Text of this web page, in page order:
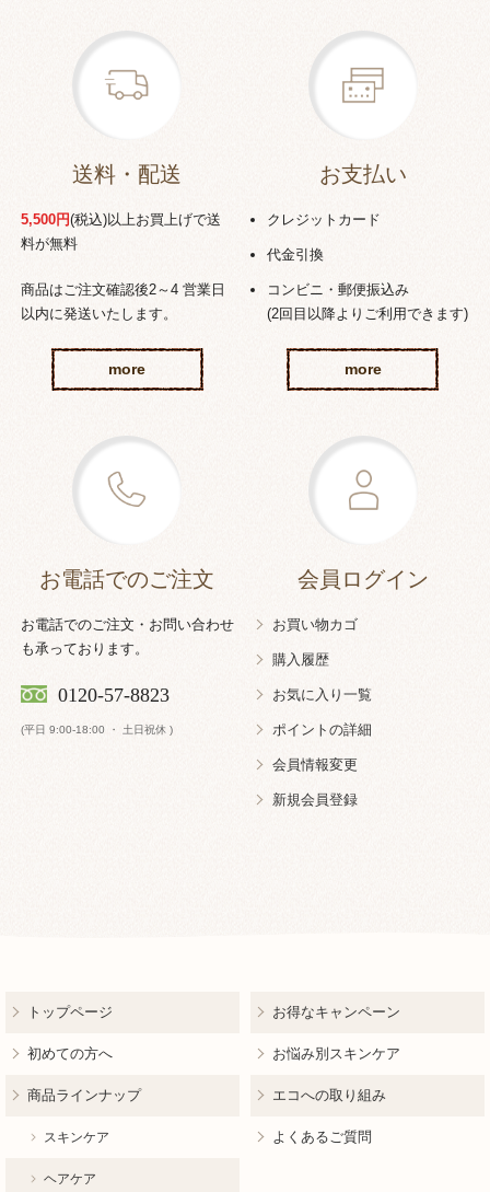
送料・配送
5,500円(税込)以上お買上げで送
料が無料
商品はご注文確認後2～4 営業日
以内に発送いたします。
more
お支払い
クレジットカード
代金引換
コンビニ・郵便振込み
(2回目以降よりご利用できます)
more
お電話でのご注文
お電話でのご注文・お問い合わせ
も承っております。
0120-57-8823
(平日 9:00-18:00 ・ 土日祝休 )
会員ログイン
お買い物カゴ
購入履歴
お気に入り一覧
ポイントの詳細
会員情報変更
新規会員登録
トップページ
初めての方へ
商品ラインナップ
スキンケア
ヘアケア
お得なキャンペーン
お悩み別スキンケア
エコへの取り組み
よくあるご質問